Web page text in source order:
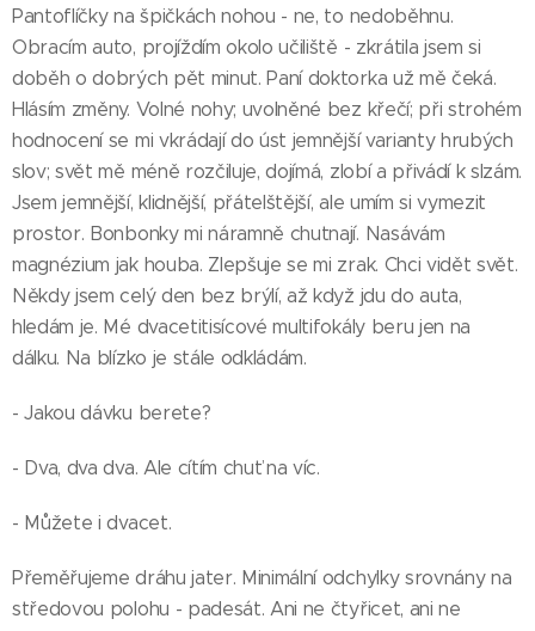
Pantoflíčky na špičkách nohou - ne, to nedoběhnu.
Obracím auto, projíždím okolo učiliště - zkrátila jsem si
doběh o dobrých pět minut. Paní doktorka už mě čeká.
Hlásím změny. Volné nohy; uvolněné bez křečí; při strohém
hodnocení se mi vkrádají do úst jemnější varianty hrubých
slov; svět mě méně rozčiluje, dojímá, zlobí a přivádí k slzám.
Jsem jemnější, klidnější, přátelštější, ale umím si vymezit
prostor. Bonbonky mi náramně chutnají. Nasávám
magnézium jak houba. Zlepšuje se mi zrak. Chci vidět svět.
Někdy jsem celý den bez brýlí, až když jdu do auta,
hledám je. Mé dvacetitisícové multifokály beru jen na
dálku. Na blízko je stále odkládám.
- Jakou dávku berete?
- Dva, dva dva. Ale cítím chuť na víc.
- Můžete i dvacet.
Přeměřujeme dráhu jater. Minimální odchylky srovnány na
středovou polohu - padesát. Ani ne čtyřicet, ani ne